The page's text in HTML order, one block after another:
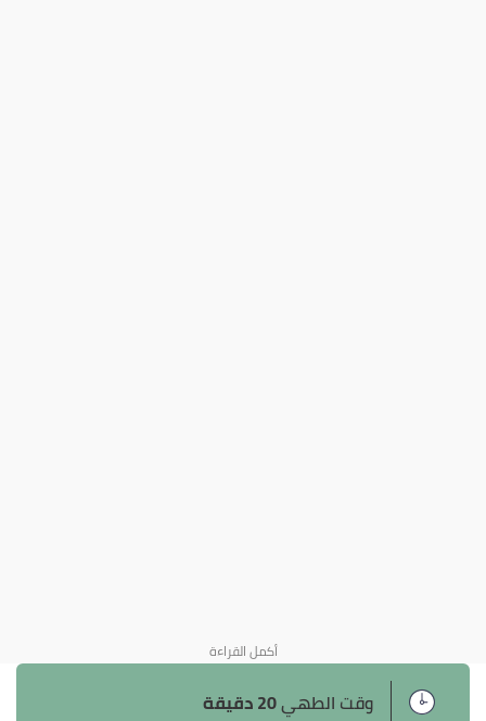
وقت الطهي20 دقيقة